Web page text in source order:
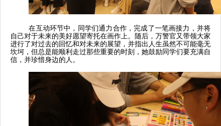
在互动环节中，同学们通力合作，完成了一笔画接力，并将
自己对于未来的美好愿望寄托在画作上。随后，万警官又带领大家
进行了对过去的回忆和对未来的展望，并指出人生虽然不可能毫无
坎坷，但总是能顺利走过那些重要的时刻，她鼓励同学们要充满自
信，并珍惜身边的人。